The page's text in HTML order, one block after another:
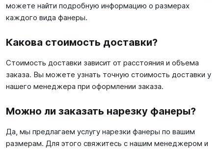
можете найти подробную информацию о размерах
каждого вида фанеры.
Какова стоимость доставки?
Стоимость доставки зависит от расстояния и объема
заказа. Вы можете узнать точную стоимость доставки у
нашего менеджера при оформлении заказа.
Можно ли заказать нарезку фанеры?
Да, мы предлагаем услугу нарезки фанеры по вашим
размерам. Для этого свяжитесь с нашим менеджером и